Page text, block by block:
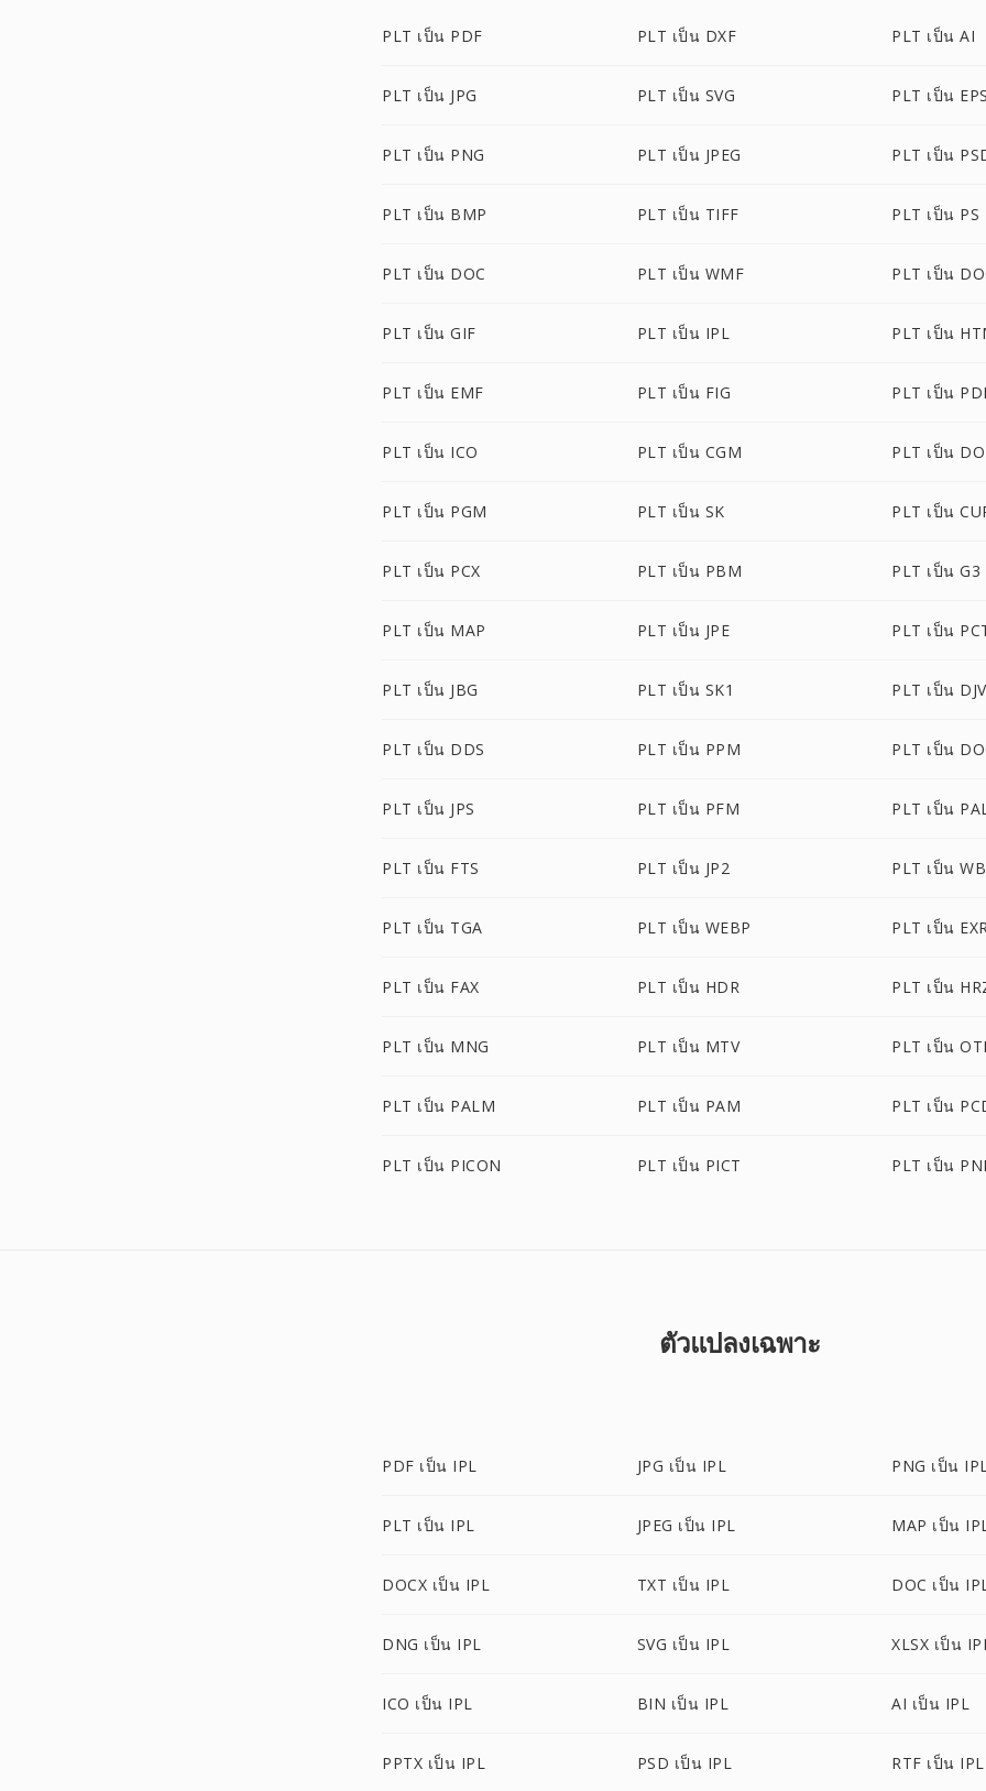
PLT เป็น PDF PLT เป็น DXF PLT เป็น AI
PLT เป็น JPG PLT เป็น SVG PLT เป็น EPS
PLT เป็น PNG PLT เป็น JPEG PLT เป็น
PLT เป็น BMP PLT เป็น TIFF PLT เป็น PS
PLT เป็น DOC PLT เป็น WMF PLT เป็น
PLT เป็น GIF PLT เป็น IPL PLT เป็น
PLT เป็น EMF PLT เป็น FIG PLT เป็น
PLT เป็น ICO PLT เป็น CGM PLT เป็น
PLT เป็น PGM PLT เป็น SK PLT เป็น
PLT เป็น PCX PLT เป็น PBM PLT เป็น G3
PLT เป็น MAP PLT เป็น JPE PLT เป็น
PLT เป็น JBG PLT เป็น SK1 PLT เป็น
PLT เป็น DDS PLT เป็น PPM PLT เป็น
PLT เป็น JPS PLT เป็น PFM PLT เป็น
PLT เป็น FTS PLT เป็น JP2 PLT เป็น
PLT เป็น TGA PLT เป็น WEBP PLT เป็น
PLT เป็น FAX PLT เป็น HDR PLT เป็น
PLT เป็น MNG PLT เป็น MTV PLT เป็น
PLT เป็น PALM PLT เป็น PAM PLT เป็น
PLT เป็น PICON PLT เป็น PICT PLT เป็น
ตัวแปลงเฉพาะ
PDF เป็น IPL JPG เป็น IPL PNG เป็น
PLT เป็น IPL JPEG เป็น IPL MAP เป็น
DOCX เป็น IPL TXT เป็น IPL DOC เป็น
DNG เป็น IPL SVG เป็น IPL XLSX เป็น
ICO เป็น IPL BIN เป็น IPL AI เป็น IPL
PPTX เป็น IPL PSD เป็น IPL RTF เป็น IPL